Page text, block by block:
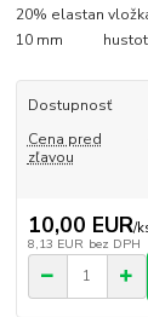
20% elastan
10 mm hustota
Dostupnosť
Cena pred
zľavou
10,00 EUR/
8,13 EUR bez DPH